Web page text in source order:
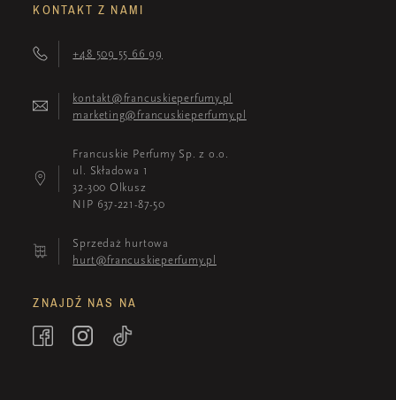
KONTAKT Z NAMI
+48 509 55 66 99
kontakt@francuskieperfumy.pl
marketing@francuskieperfumy.pl
Francuskie Perfumy Sp. z o.o.
ul. Składowa 1
32-300 Olkusz
NIP 637-221-87-50
Sprzedaż hurtowa
hurt@francuskieperfumy.pl
ZNAJDŹ NAS NA